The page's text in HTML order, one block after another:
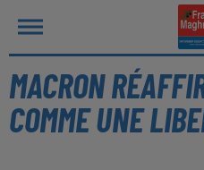
MACRON
COMME UNE